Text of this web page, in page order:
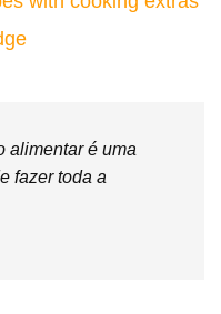
alimentar é uma
fazer toda a